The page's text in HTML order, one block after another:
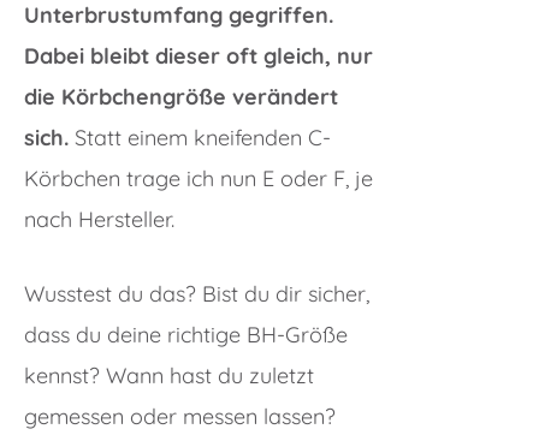
Unterbrustumfang gegriffen.
Dabei bleibt dieser oft gleich, nur
die Körbchengröße verändert
sich. Statt einem kneifenden C-
Körbchen trage ich nun E oder F, je
nach Hersteller.
Wusstest du das? Bist du dir sicher,
dass du deine richtige BH-Größe
kennst? Wann hast du zuletzt
gemessen oder messen lassen?